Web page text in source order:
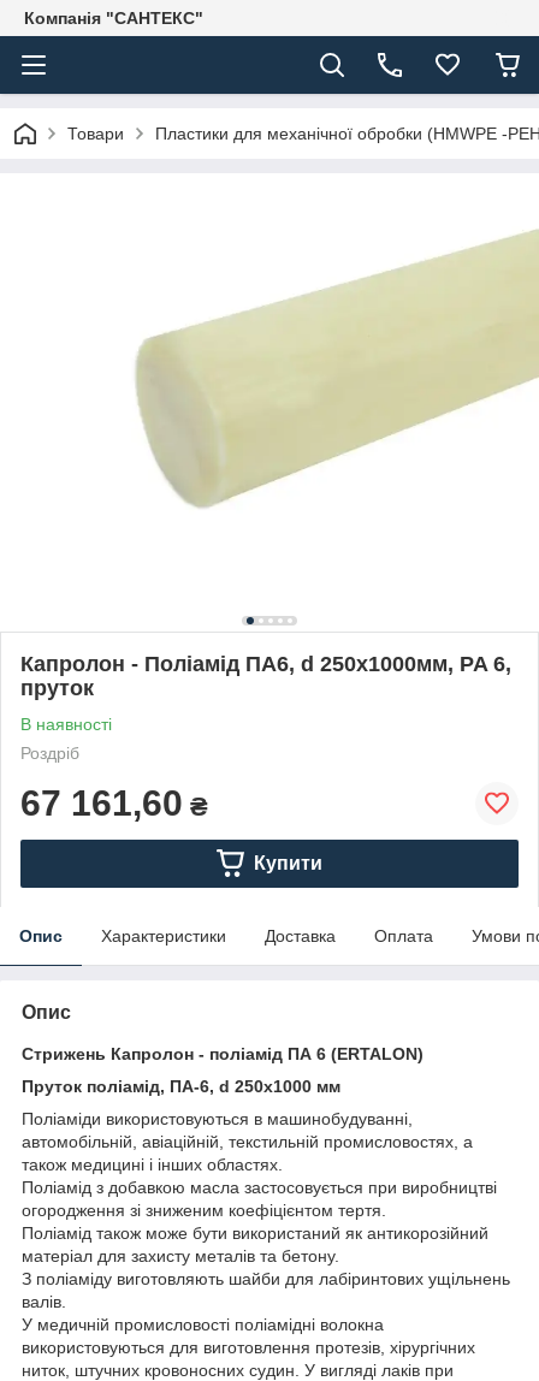
Компанія "САНТЕКС"
Товари Пластики для механічної обробки (HMWPE -
Капролон - Поліамід ПА6, d 250х1000мм, PA 6,
пруток
В наявності
Роздріб
67 161,60 ₴
Купити
Опис Характеристики Доставка Оплата Умови
Опис
Стрижень Капролон - поліамід ПА 6 (ERTALON)
Пруток поліамід, ПА-6, d 250х1000 мм
Поліаміди використовуються в машинобудуванні,
автомобільній, авіаційній, текстильній промисловостях, а
також медицині і інших областях.
Поліамід з добавкою масла застосовується при виробництві
огородження зі зниженим коефіцієнтом тертя.
Поліамід також може бути використаний як антикорозійний
матеріал для захисту металів та бетону.
З поліаміду виготовляють шайби для лабіринтових ущільнень
валів.
У медичній промисловості поліамідні волокна
використовуються для виготовлення протезів, хірургічних
ниток, штучних кровоносних судин. У вигляді лаків при